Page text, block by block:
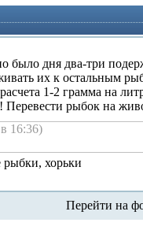
дня два-три
их к остальным
1-2 грамма на
Перевести рыбок на
16:36)
хорьки
Перейти на